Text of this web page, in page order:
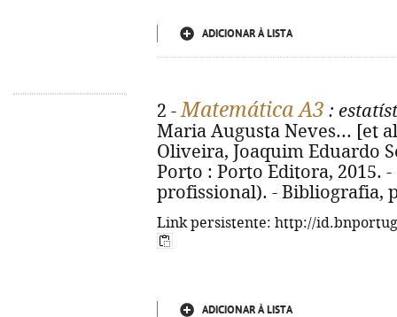
ADICIONAR À LISTA
2 -Matemática A3 :
Maria Augusta Neves... [et
Oliveira, Joaquim Eduardo
Porto : Porto Editora, 2015.
profissional). - Bibliografia,
Link persistente: http://
ADICIONAR À LISTA